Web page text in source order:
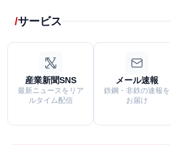
サービス
産業新聞SNS
最新ニュースをリア
ルタイム配信
メール速報
鉄鋼・非鉄の速報を
お届け